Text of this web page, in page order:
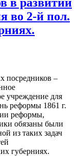
во 2-й пол.
посредников –
учреждение для
реформы 1861 г.
реформы,
обязаны были
из таких задач
губерниях.